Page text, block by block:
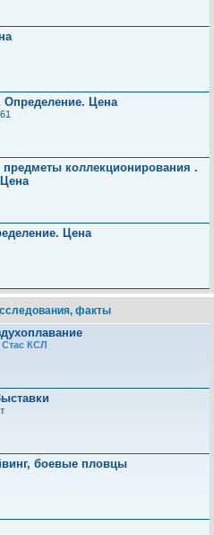
Цена
предметы коллекционирования .
Цена
факты
Стас КСЛ
боевые пловцы